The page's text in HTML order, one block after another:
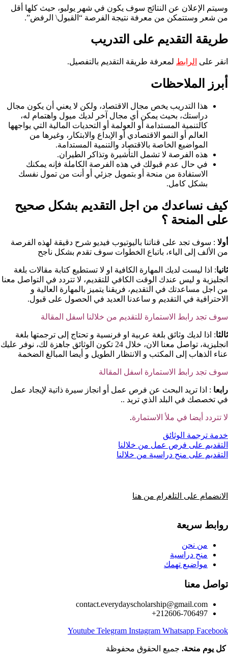
وسيتم الإعلان عن النتائج سوف يكون في شهر يوليو، حيث كلها أقل
من شعر وستتمكن من معرفة نتيجة الفرصة “القبول\ الرفض”.
طريقة التقديم على التدريب
انقر على الرابط لمعرفة طريقة التقديم بالتفصيل.
أبرز الملاحظات
هذا التدريب يخص مجال الاقتصاد، ولكن لا يعني أن يكون مجال
دراستك، بحيث يمكن أي مجال آخر لديك ميول واهتمام له،
كالتنمية المستدامة أو العولمة أو التحديات المالية التي يواجهها
العالم أو النمو الاقتصادي أو الإبداع والابتكار، وغيرها من
المواضيع الخاصة بالاقتصاد والتنمية المستدامة.
هذه الفرصة لا تشمل التأشيرة وتذاكر الطيران.
في حال عدم قبولك في هذه الفرصة الكاملة فإنه يمكنك
الاستفادة من منحة أو بتمويل جزئي أو أنت من تمول نفسك
بشكل كامل.
كيف نساعدك من اجل التقديم بشكل صحيح
على المنحة ؟​
أولا : سوف تجد على قناتنا باليوتيوب فيديو شرح دقيقة لهذه الفرصة
من الألف إلى الياء، باتباع الخطوات سوف تقدم بشكل ناجح
ثانيا: اذا ليست لديك المهارة الكافية او لا تستطيع كتابة مقالات بلغة
انجليزية و ليس عندك الوقت الكافي للتقديم، لا تتردد في التواصل معنا
من اجل مساعدتك في التقديم، فريقنا يتميز بالمهارة العالية و
الاحترافية في التقديم و ساعدنا العديد في الحصول على قبول.
سوف تجد رابط الاستمارة للتقديم من خلالنا اسفل المقالة
ثالثا: اذا لديك وثائق بلغة عربية او فرنسية و تحتاج إلى ترجمتها بلغة
انجليزية، تواصل معنا الان، خلال 24 تكون الوثائق جاهزة لك، نوفر عليك
عناء الذهاب إلى المكتب و الانتظار الطويل و أيضا المبالغ الضخمة
سوف تجد رابط الاستمارة اسفل المقالة
رابعا : اذا تريد البحث عن فرص عمل أو انجاز سيرة ذاتية لإيجاد عمل
في تخصصك في البلد الذي تريد ..
لا تتردد أيضا في ملأ الاستمارة.
خدمة ترجمة الوثائق
التقديم على فرص عمل من خلالنا
التقديم على منح دراسية من خلالنا
الانضمام على التلغرام من هنا
روابط سريعة
من نحن
منح دراسية
مواضيع تهمك
تواصل معنا
contact.everydayscholarship@gmail.com
212606-706497+
Youtube Telegram Instagram Whatsapp Facebook
كل يوم منحة. جميع الحقوق محفوظة